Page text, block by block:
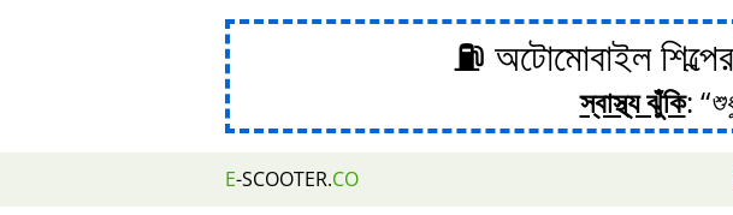
⛽ অটোমোবাইল
স্বাস্থ্য ঝুঁকি:
E-SCOOTER.CO